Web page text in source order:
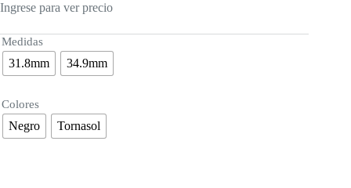
Ingrese para ver precio
Medidas
31.8mm 34.9mm
Colores
Negro Tornasol